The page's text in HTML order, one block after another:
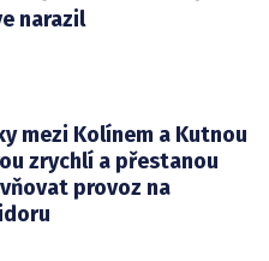
narazil
mezi Kolínem a Kutnou
zrychlí a přestanou
provoz na